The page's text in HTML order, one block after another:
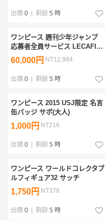
出價 0 剩餘 5 時
ワンピース 週刊少年ジャンプ
応募者全員サービス LECAFIG
ONE PIECE ロロノア・ゾロ (箱
未開封品 カード付き レカフィ
グ)
60,000円 NT12,984
出價 0 剩餘 5 時
ワンピース 2015 USJ限定 名言
缶バッジ サボ(大人)
1,000円 NT216
出價 0 剩餘 5 時
ワンピース ワールドコレクタブ
ルフィギュア32 サッチ
1,750円 NT378
出價 0 剩餘 5 時